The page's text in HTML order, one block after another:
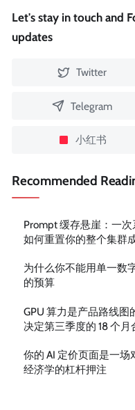
Let's stay in touch and
updates
Twitter
Telegram
小红书
Recommended
Prompt 缓存悬崖：一
如何重置你的整个集群
为什么你不能用单一数
的预算
GPU 算力是产品路线图
决定第三季度的 18 个月
你的 AI 定价页面是一场
经济学的杠杆押注